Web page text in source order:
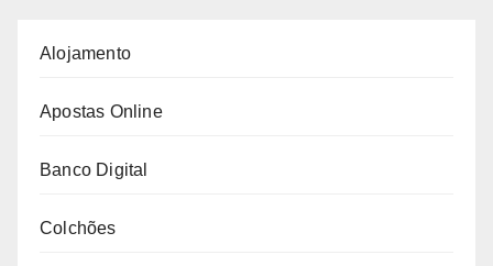
Alojamento
Apostas Online
Banco Digital
Colchões